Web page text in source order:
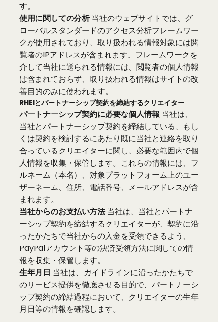
す。
使用に関しての分析当社のウェブサイトでは、グ
ローバルスタンダードのアクセス分析フレームワー
クが使用されており、取り扱われる情報対象には閲
覧者のIPアドレスが含まれます。フレームワークを
介して当社に送られる情報には、閲覧者の個人情報
は含まれておらず、取り扱われる情報はサイトの改
善目的のみに使われます。
RHEIとパートナーシップ契約を締結するクリエイター
パートナーシップ契約に必要な個人情報 当社は、
当社とパートナーシップ契約を締結している、もし
くは契約を検討するにあたり既に当社と連絡を取り
合っているクリエイターに関し、必要な範囲内で個
人情報を収集・保管します。これらの情報には、フ
ルネーム（本名）、対象プラットフォーム上のユー
ザーネーム、住所、電話番号、メールアドレスが含
まれます。
当社からのお支払い方法当社は、当社とパートナ
ーシップ契約を締結するクリエイターが、契約に沿
ったかたちで当社からの入金を受領できるよう、
PayPalアカウント等の決済受領方法に関しての情
報を収集・保管します。
生年月日 当社は、ガイドラインに沿ったかたちで
のサービス提供を徹底させる目的で、パートナーシ
ップ契約の締結過程において、クリエイターの生年
月日等の情報を確認します。